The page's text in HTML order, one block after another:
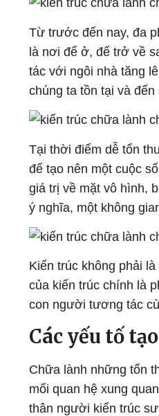
Từ trước đến nay, đa
là nơi để ở, để trở về
tác với ngôi nhà tăng
chúng ta tồn tại và
Tại thời điểm dễ tổn
để tạo nên một cuộc
giá trị về mặt vô hình,
ý nghĩa, một không
Kiến trúc không phải
của kiến trúc chính là
con người tương tác
Các yếu tố
Chữa lành những tổn
mối quan hệ xung
thân người kiến trúc